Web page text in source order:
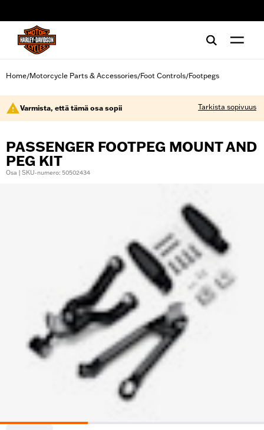
Home/Motorcycle Parts & Accessories/Foot Controls/Footpegs
Varmista, että tämä osa sopii Tarkista sopivuus
PASSENGER FOOTPEG MOUNT AND
PEG KIT
Osa | SKU-numero: 50502434